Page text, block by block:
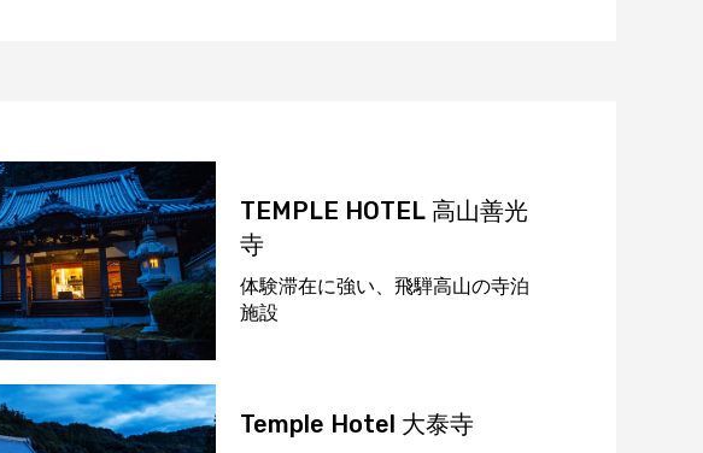
TEMPLE HOTEL 高山善光
寺
体験滞在に強い、飛騨高山の寺泊
施設
Temple Hotel 大泰寺